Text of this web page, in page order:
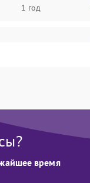
1 год
время